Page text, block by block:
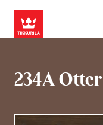
234A Otter